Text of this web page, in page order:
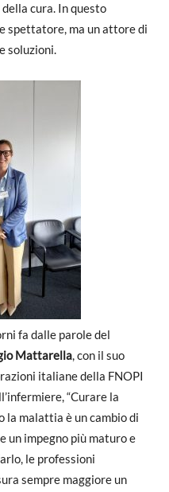
cura. In questo
spettatore, ma un attore di
soluzioni.
fa dalle parole del
Mattarella, con il suo
italiane della FNOPI
“Curare la
la malattia è un cambio di
un impegno più maturo e
le professioni
sempre maggiore un